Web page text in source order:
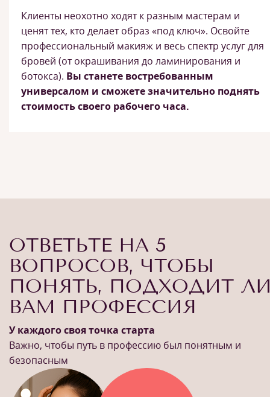
Клиенты неохотно ходят к разным мастерам и
ценят тех, кто делает образ «под ключ». Освойте
профессиональный макияж и весь спектр услуг для
бровей (от окрашивания до ламинирования и
ботокса). Вы станете востребованным
универсалом и сможете значительно поднять
стоимость своего рабочего часа.
ОТВЕТЬТЕ НА 5
ВОПРОСОВ, ЧТОБЫ
ПОНЯТЬ, ПОДХОДИТ
ВАМ ПРОФЕССИЯ
У каждого своя точка старта
Важно, чтобы путь в профессию был понятным и
безопасным